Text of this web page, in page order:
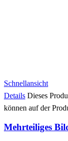
Schnellansicht
Details Dieses
können auf der
Mehrteiliges